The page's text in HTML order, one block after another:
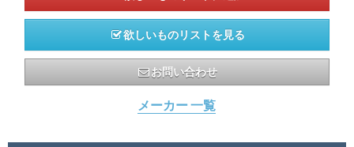
欲しいものリストを見る
お問い合わせ
メーカー 一覧